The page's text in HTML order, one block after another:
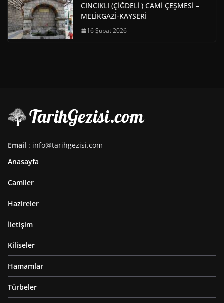
CINCIKLI (ÇİĞDELİ ) CAMİ ÇEŞMESİ –
MELİKGAZİ-KAYSERİ
16 Şubat 2026
Email : info@tarihgezisi.com
Anasayfa
Camiler
Hazireler
İletişim
Kiliseler
Hamamlar
Türbeler